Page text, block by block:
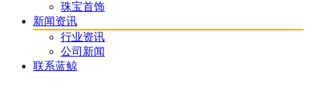
珠宝首饰
新闻资讯
行业资讯
公司新闻
联系蓝鲸